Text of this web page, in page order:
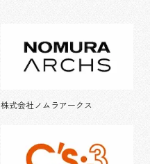
株式会社ノムラアークス